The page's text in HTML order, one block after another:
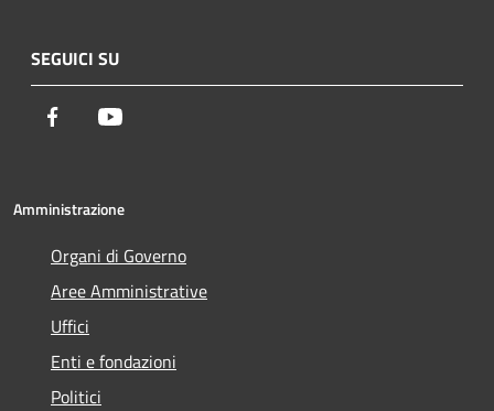
SEGUICI SU
Facebook
Amministrazione
Organi di Governo
Aree Amministrative
Uffici
Enti e fondazioni
Politici